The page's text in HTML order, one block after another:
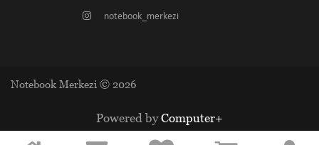
notebook_merkezi
Notebook Merkezi © 2026
Powered byComputer+